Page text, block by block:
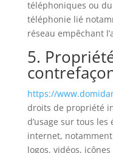
téléphoniques ou
téléphonie lié
réseau empêchant
5.
https://
droits de propriété
d’usage sur tous
internet,
logos, vidéos,